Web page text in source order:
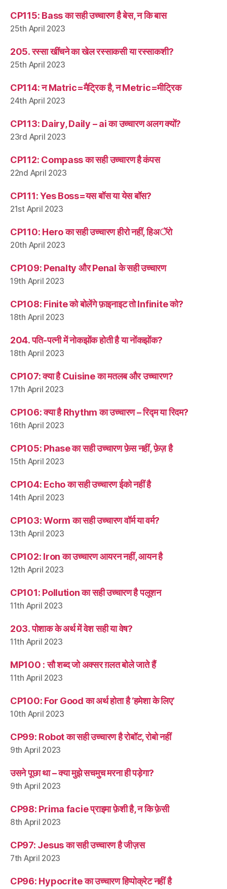
CP115: Bass का सही उच्चारण है बेस, न कि बास
25th April 2023
205. रस्सा खींचने का खेल रस्साकसी या रस्साकशी?
25th April 2023
CP114: न Matric=मैट्रिक है, न Metric=मीट्रिक
24th April 2023
CP113: Dairy, Daily – ai का उच्चारण अलग क्यों?
23rd April 2023
CP112: Compass का सही उच्चारण है कंपस
22nd April 2023
CP111: Yes Boss=यस बॉस या येस बॉस?
21st April 2023
CP110: Hero का सही उच्चारण हीरो नहीं, हिअॅरो
20th April 2023
CP109: Penalty और Penal के सही उच्चारण
19th April 2023
CP108: Finite को बोलेंगे फ़ाइनाइट तो Infinite को?
18th April 2023
204. पति-पत्नी में नोकझोंक होती है या नोंकझोंक?
18th April 2023
CP107: क्या है Cuisine का मतलब और उच्चारण?
17th April 2023
CP106: क्या है Rhythm का उच्चारण – रिद्म या रिदम?
16th April 2023
CP105: Phase का सही उच्चारण फ़ेस नहीं, फ़ेज़ है
15th April 2023
CP104: Echo का सही उच्चारण ईको नहीं है
14th April 2023
CP103: Worm का सही उच्चारण वॉर्म या वर्म?
13th April 2023
CP102: Iron का उच्चारण आयरन नहीं, आयन है
12th April 2023
CP101: Pollution का सही उच्चारण है पलूशन
11th April 2023
203. पोशाक के अर्थ में वेश सही या वेष?
11th April 2023
MP100 : सौ शब्द जो अक्सर ग़लत बोले जाते हैं
11th April 2023
CP100: For Good का अर्थ होता है ‘हमेशा के लिए’
10th April 2023
CP99: Robot का सही उच्चारण है रोबॉट, रोबो नहीं
9th April 2023
उसने पूछा था – क्या मुझे सचमुच मरना ही पड़ेगा?
9th April 2023
CP98: Prima facie प्राइमा फ़ेशी है, न कि फ़ेसी
8th April 2023
CP97: Jesus का सही उच्चारण है जीज़स
7th April 2023
CP96: Hypocrite का उच्चारण हिप्पोक्रेट नहीं है